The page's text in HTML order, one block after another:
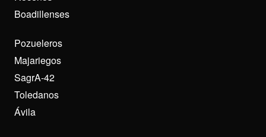
Boadillenses
Pozueleros
Majariegos
SagrA-42
Toledanos
Ávila